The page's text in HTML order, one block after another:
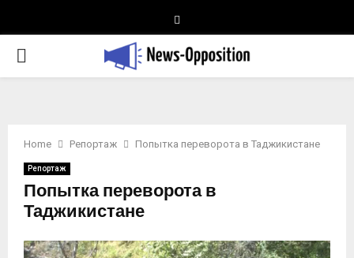
PRIMARY
Home Репортаж Попытка переворота в Таджикистане
Репортаж
Попытка переворота в
Таджикистане